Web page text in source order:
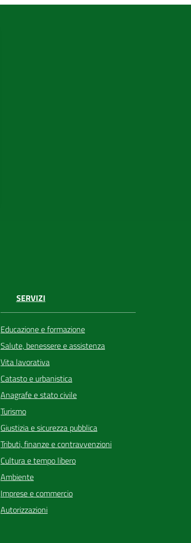
SERVIZI
Educazione e formazione
Salute, benessere e assistenza
Vita lavorativa
Catasto e urbanistica
Anagrafe e stato civile
Turismo
Giustizia e sicurezza pubblica
Tributi, finanze e contravvenzioni
Cultura e tempo libero
Ambiente
Imprese e commercio
Autorizzazioni